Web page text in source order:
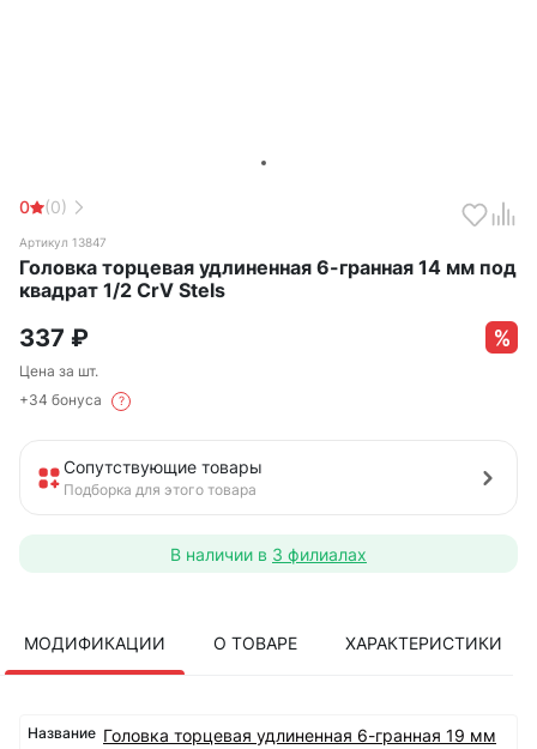
0 (0)
Артикул 13847
Головка торцевая удлиненная 6-гранная 14 мм под
квадрат 1/2 CrV Stels
337 ₽
Цена за шт.
+34 бонуса
?
Сопутствующие товары
Подборка для этого товара
В наличии в 3 филиалах
МОДИФИКАЦИИ О ТОВАРЕ ХАРАКТЕРИСТИКИ
Головка торцевая удлиненная 6-гранная 19 мм